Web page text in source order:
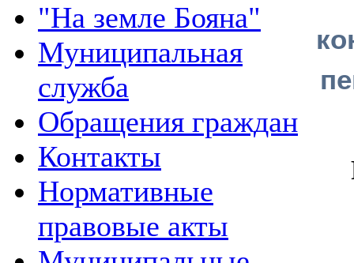
"На земле Бояна"
Муниципальная
служба
Обращения граждан
Контакты
Нормативные
правовые акты